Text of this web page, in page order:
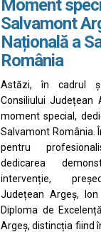
Moment
Salvamont
Națională a
România
Astăzi, în cadrul
Consiliului Județean
moment special,
Salvamont România.
pentru
dedicarea
intervenție,
Județean Argeș,
Diploma de
Argeș, distincția fiind